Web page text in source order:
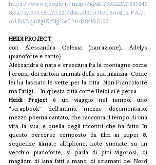
https://www.google.it/maps/@45.7355225,7.339246
8,3a,75y,306.08h,73.32t/data=!3m6!1e1!3m4!1srPvL7t
oUJVsBqadIgiZcNg!2e0!7i16384!8i8192
HEIDI PROJECT
con Alessandra Celesia (narrazione), Adélys
(pianoforte e canto)
Alessandra è nata e cresciuta fra le montagne come
l’eroina dei cartoni animati della sua infanzia. Come
lei ha lasciato le vette per la città. Non Francoforte
ma Parigi… In questa città come Heidi si è persa.
Heidi Project è un viaggio nel tempo, uno
“scrapbook” dell’intimo, mezzo documentario,
mezzo poema cantato, che racconta il tempo di una
vita, la sua, e quella degli incontri che ha fatto. In
questo percorso composto da film in super 8,
sequenze filmate all’Iphone, note suonate su un
vecchio pianoforte, si parla di pini vigorosi, di
maglioni di lana fatti a mano, di sciamani del Nord